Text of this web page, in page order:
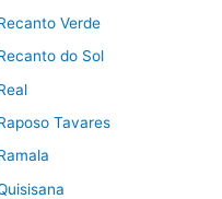
Verde
do Sol
Tavares